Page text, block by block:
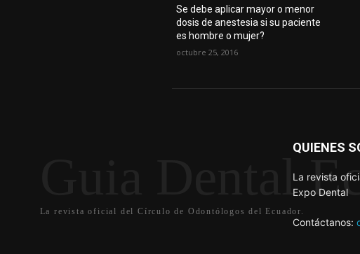
Se debe aplicar mayor o menor
dosis de anestesia si su paciente
es hombre o mujer?
octubre 25, 2016
Guia Dental
La revista oficial del Círculo de Odontólogos del Ecuador.
QUIENES
La revista
Expo Dental
Contáctanos: